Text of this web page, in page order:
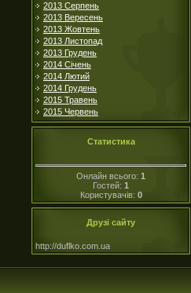
2013 Серпень
2013 Вересень
2013 Жовтень
2013 Листопад
2013 Грудень
2014 Січень
2014 Лютий
2014 Грудень
2015 Травень
2015 Червень
Статистика
Онлайн всього: 1
Гостей: 1
Користувачів: 0
Друзі сайту
http://duflko.com.ua